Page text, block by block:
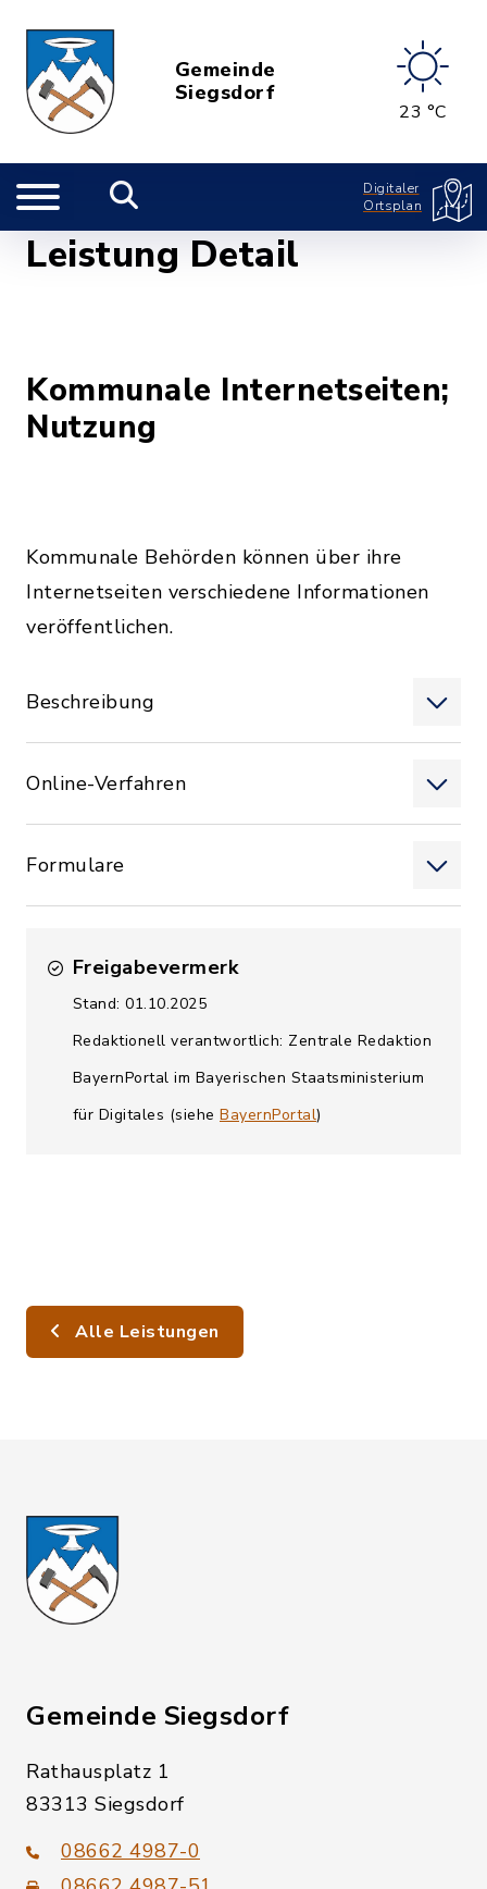
Gemeinde
Siegsdorf
23 °C
Digitaler
Ortsplan
Leistung Detail
Kommunale Internetseiten;
Nutzung
Kommunale Behörden können über ihre
Internetseiten verschiedene Informationen
veröffentlichen.
Beschreibung
Online-Verfahren
Formulare
Freigabevermerk
Stand: 01.10.2025
Redaktionell verantwortlich: Zentrale Redaktion
BayernPortal im Bayerischen Staatsministerium
für Digitales (siehe BayernPortal)
Alle Leistungen
Gemeinde Siegsdorf
Rathausplatz 1
83313 Siegsdorf
08662 4987-0